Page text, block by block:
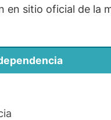
en sitio oficial de la